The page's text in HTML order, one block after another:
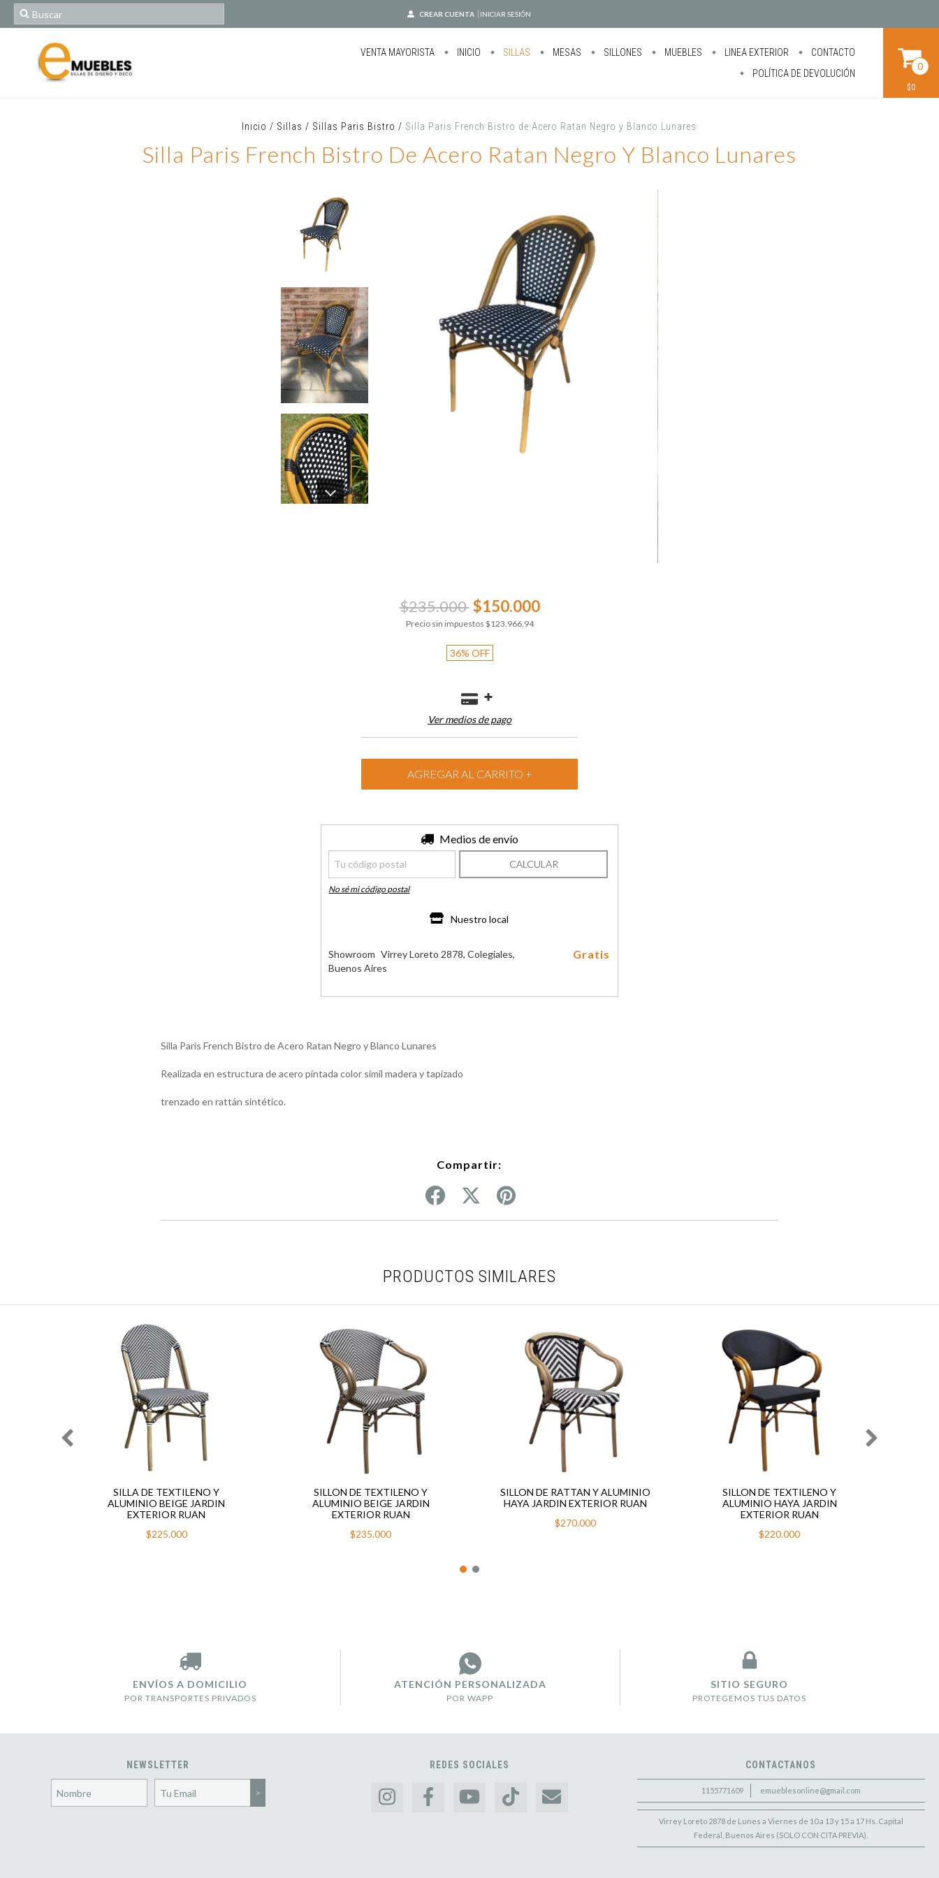
CREAR CUENTA INICIAR SESIÓN
VENTA MAYORISTA INICIO SILLAS MESAS SILLONES MUEBLES LINEA EXTERIOR
CONTACTO
POLÍTICA DE DEVOLUCIÓN
0
$0
Inicio / Sillas / Sillas Paris Bistro / Silla Paris French Bistro de Acero Ratan Negro y Blanco Lunares
Silla Paris French Bistro De Acero Ratan Negro Y Blanco Lunares
$235.000 $150.000
Precio sin impuestos $123.966,94
36% OFF
Ver medios de pago
Medios de envío
CALCULAR
No sé mi código postal
Nuestro local
Showroom Virrey Loreto 2878, Colegiales,
Buenos Aires
Gratis
Silla Paris French Bistro de Acero Ratan Negro y Blanco Lunares
Realizada en estructura de acero pintada color simil madera y tapizado
trenzado en rattán sintético.
Compartir:
PRODUCTOS SIMILARES
SILLA DE TEXTILENO Y
ALUMINIO BEIGE JARDIN
EXTERIOR RUAN
$225.000
SILLON DE TEXTILENO Y
ALUMINIO BEIGE JARDIN
EXTERIOR RUAN
$235.000
SILLON DE RATTAN Y ALUMINIO
HAYA JARDIN EXTERIOR RUAN
$270.000
SILLON DE TEXTILENO Y
ALUMINIO HAYA JARDIN
EXTERIOR RUAN
$220.000
ENVÍOS A DOMICILIO
POR TRANSPORTES PRIVADOS
ATENCIÓN PERSONALIZADA
POR WAPP
SITIO SEGURO
PROTEGEMOS TUS DATOS
NEWSLETTER REDES SOCIALES CONTACTANOS
1155771609 emueblesonline@gmail.com
Virrey Loreto 2878 de Lunes a Viernes de 10 a 13 y 15 a 17 Hs. Capital
Federal, Buenos Aires (SOLO CON CITA PREVIA).